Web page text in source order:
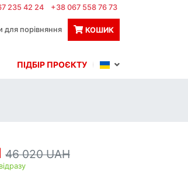
235 42 24 +38 067 558 76 73
для порівняння КОШИК
ПІДБІР ПРОЄКТУ
46 020 UAH